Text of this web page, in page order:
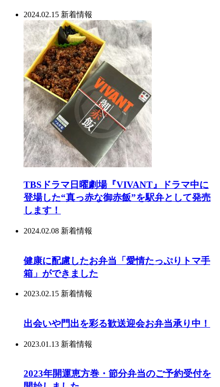
2024.02.15 新着情報
TBSドラマ日曜劇場『VIVANT』ドラマ中に
登場した“真っ赤な御赤飯”を駅弁として発売
します！
2024.02.08 新着情報
健康に配慮したお弁当「愛情たっぷりトマ手
箱」ができました
2023.02.15 新着情報
出会いや門出を彩る歓送迎会お弁当承り中！
2023.01.13 新着情報
2023年開運恵方巻・節分弁当のご予約受付を